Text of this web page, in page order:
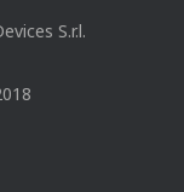
S.r.l.